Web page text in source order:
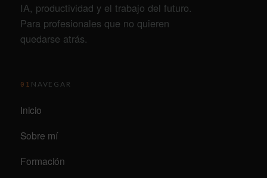
IA, productividad y el trabajo del futuro.
Para profesionales que no quieren
quedarse atrás.
01 NAVEGAR
Inicio
Sobre mí
Formación